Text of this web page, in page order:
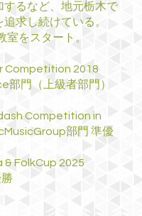
するなど、地元栃木で
求し続けている。
室をスタート。
Competition 2018
部門（上級者部門）
Competition in
部門 準優
FolkCup 2025